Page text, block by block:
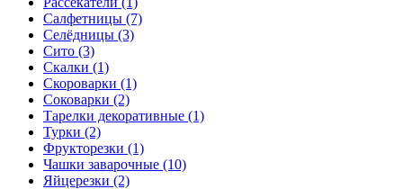
Салфетницы (7)
Селёдницы (3)
Сито (3)
Скалки (1)
Скороварки (1)
Соковарки (2)
Тарелки декоративные (1)
Турки (2)
Фрукторезки (1)
Чашки заварочные (10)
Яйцерезки (2)